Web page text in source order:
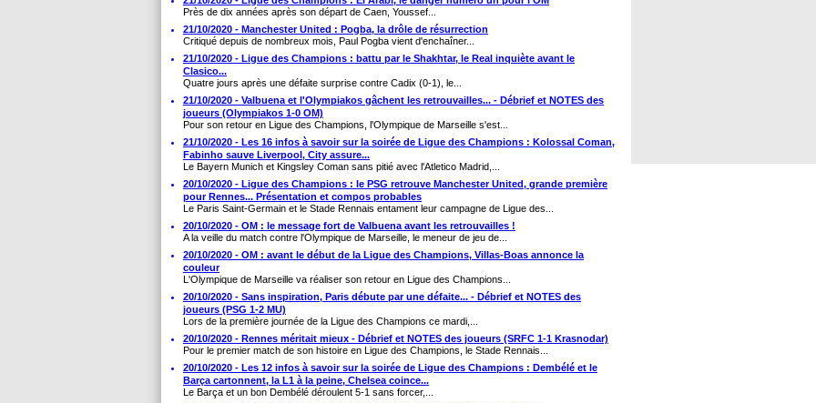
Près de dix années après son départ de Caen, Youssef...
21/10/2020 - Manchester United : Pogba, la drôle de résurrection
Critiqué depuis de nombreux mois, Paul Pogba vient d'enchaîner...
21/10/2020 - Ligue des Champions : battu par le Shakhtar, le Real inquiète avant le
Clasico...
Quatre jours après une défaite surprise contre Cadix (0-1), le...
21/10/2020 - Valbuena et l'Olympiakos gâchent les retrouvailles... - Débrief et NOTES des
joueurs (Olympiakos 1-0 OM)
Pour son retour en Ligue des Champions, l'Olympique de Marseille s'est...
21/10/2020 - Les 16 infos à savoir sur la soirée de Ligue des Champions : Kolossal Coman,
Fabinho sauve Liverpool, City assure...
Le Bayern Munich et Kingsley Coman sans pitié avec l'Atletico Madrid,...
20/10/2020 - Ligue des Champions : le PSG retrouve Manchester United, grande première
pour Rennes... Présentation et compos probables
Le Paris Saint-Germain et le Stade Rennais entament leur campagne de Ligue des...
20/10/2020 - OM : le message fort de Valbuena avant les retrouvailles !
A la veille du match contre l'Olympique de Marseille, le meneur de jeu de...
20/10/2020 - OM : avant le début de la Ligue des Champions, Villas-Boas annonce la
couleur
L'Olympique de Marseille va réaliser son retour en Ligue des Champions...
20/10/2020 - Sans inspiration, Paris débute par une défaite... - Débrief et NOTES des
joueurs (PSG 1-2 MU)
Lors de la première journée de la Ligue des Champions ce mardi,...
20/10/2020 - Rennes méritait mieux - Débrief et NOTES des joueurs (SRFC 1-1 Krasnodar)
Pour le premier match de son histoire en Ligue des Champions, le Stade Rennais...
20/10/2020 - Les 12 infos à savoir sur la soirée de Ligue des Champions : Dembélé et le
Barça cartonnent, la L1 à la peine, Chelsea coince...
Le Barça et un bon Dembélé déroulent 5-1 sans forcer,...